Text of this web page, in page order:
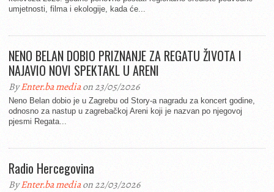
umjetnosti, filma i ekologije, kada će...
NENO BELAN DOBIO PRIZNANJE ZA REGATU ŽIVOTA I
NAJAVIO NOVI SPEKTAKL U ARENI
ByEnter.ba mediaon 23/05/2026
Neno Belan dobio je u Zagrebu od Story-a nagradu za koncert godine,
odnosno za nastup u zagrebačkoj Areni koji je nazvan po njegovoj
pjesmi Regata...
Radio Hercegovina
ByEnter.ba mediaon 22/03/2026